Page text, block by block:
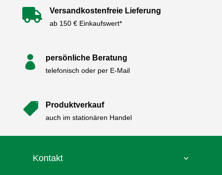
 Versandkostenfreie Lieferung
ab 150 € Einkaufswert*
 persönliche Beratung
telefonisch oder per E-Mail
 Produktverkauf
auch im stationären Handel
Kontakt